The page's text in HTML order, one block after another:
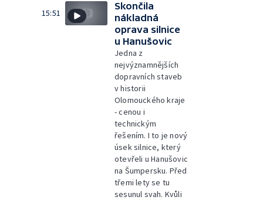
15:51
Skončila
nákladná
oprava silnice
u Hanušovic
Jedna z
nejvýznamnějších
dopravních staveb
v historii
Olomouckého kraje
- cenou i
technickým
řešením. I to je nový
úsek silnice, který
otevřeli u Hanušovic
na Šumpersku. Před
třemi lety se tu
sesunul svah. Kvůli